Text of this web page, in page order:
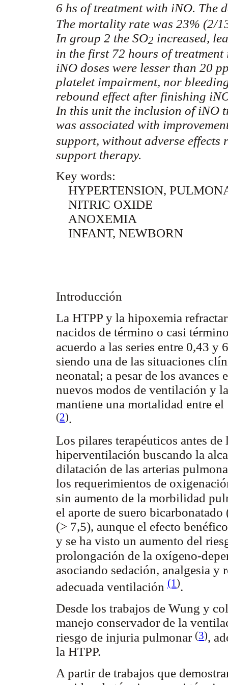
6 hs of treatment with iNO. The
The mortality rate was 23% (2/
In group 2 the SO2 increased,
in the first 72 hours of treatment
iNO doses were lesser than 20
platelet impairment, nor
rebound effect after finishing
In this unit the inclusion of iNO
was associated with
support, without adverse
support therapy.
Key words:
HYPERTENSION,
NITRIC OXIDE
ANOXEMIA
INFANT, NEWBORN
Introducción
La HTPP y la hipoxemia
nacidos de término o casi
acuerdo a las series entre 0,43
siendo una de las situaciones
neonatal; a pesar de los avances
nuevos modos de ventilación y
mantiene una mortalidad entre
(2).
Los pilares terapéuticos antes
hiperventilación buscando la
dilatación de las arterias
los requerimientos de
sin aumento de la morbilidad
el aporte de suero
(> 7,5), aunque el efecto
y se ha visto un aumento del
prolongación de la oxígeno-
asociando sedación, analgesia y
adecuada ventilación (1).
Desde los trabajos de Wung y
manejo conservador de la
riesgo de injuria pulmonar (3),
la HTPP.
A partir de trabajos que